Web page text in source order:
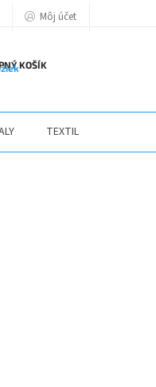
ÚDAJOV
Môj účet
KOŠÍK
TEXTIL